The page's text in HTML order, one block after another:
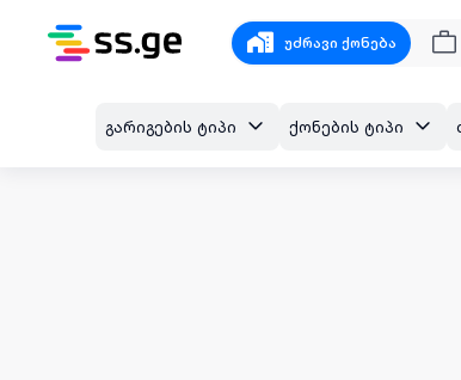
უძრავი ქონება
გარიგების ტიპი ქონების ტიპი